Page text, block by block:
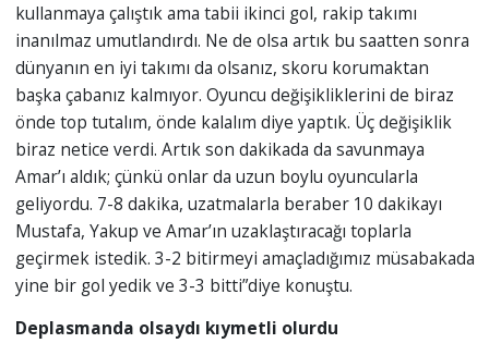
kullanmaya çalıştık ama tabii ikinci gol, rakip takımı
inanılmaz umutlandırdı. Ne de olsa artık bu saatten sonra
dünyanın en iyi takımı da olsanız, skoru korumaktan
başka çabanız kalmıyor. Oyuncu değişikliklerini de biraz
önde top tutalım, önde kalalım diye yaptık. Üç değişiklik
biraz netice verdi. Artık son dakikada da savunmaya
Amar’ı aldık; çünkü onlar da uzun boylu oyuncularla
geliyordu. 7-8 dakika, uzatmalarla beraber 10 dakikayı
Mustafa, Yakup ve Amar’ın uzaklaştıracağı toplarla
geçirmek istedik. 3-2 bitirmeyi amaçladığımız müsabakada
yine bir gol yedik ve 3-3 bitti”diye konuştu.
Deplasmanda olsaydı kıymetli olurdu